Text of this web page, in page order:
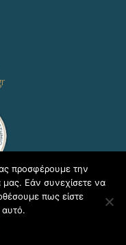
Υποστήριξης
Πληροφορικής
προσφέρουμε την
μας. Εάν συνεχίσετε να
πως είστε
αυτό.